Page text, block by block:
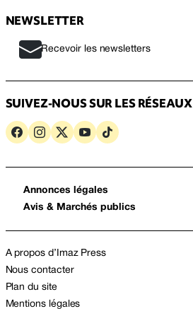
NEWSLETTER
Recevoir les newsletters
SUIVEZ-NOUS SUR LES RÉSEAUX
Annonces légales
Avis & Marchés publics
A propos d’Imaz Press
Nous contacter
Plan du site
Mentions légales